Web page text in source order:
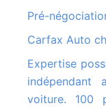
Pré-
Carfax Auto
Expertise possible au prêt d’un cabinet privé et
voiture. 100